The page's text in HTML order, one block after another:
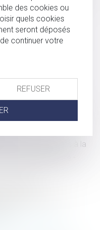
comparaître sans
du Palais
la réforme de la
les EGDF2016 : du
relatives à la
matière délictuelle -
réforme
comble un vide
voir reconnue sa
des cookies ou
quels cookies
seront déposés
continuer votre
REFUSER